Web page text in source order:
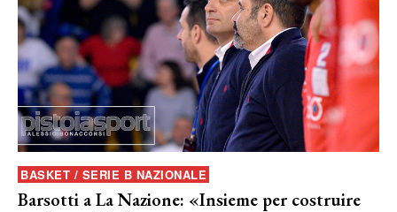
BASKET / SERIE B NAZIONALE
Barsotti a La Nazione: «Insieme per costruire